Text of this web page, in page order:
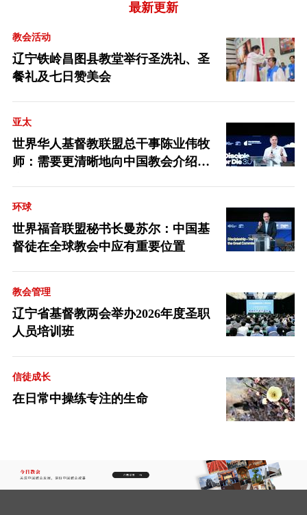
最新更新
教会活动
辽宁铁岭昌图县教堂举行圣洗礼、圣
餐礼及七日赞美会
亚太
世界华人基督教联盟总干事陈业伟牧
师：需要更清晰地向中国教会介绍福
环球
世界福音联盟秘书长曼苏尔：中国基
督徒在全球教会中应有重要位置
教会管理
辽宁省基督教两会举办2026年度圣职
人员培训班
信徒成长
在日常中操练专注的生命